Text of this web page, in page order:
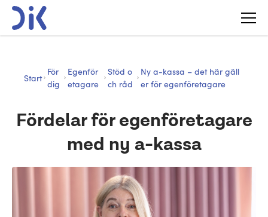
Start
För
dig
Egenför
etagare
Stöd o
ch råd
Ny a-kassa – det här gäll
er för egenföretagare
Fördelar för egenföretagare
med ny a-kassa